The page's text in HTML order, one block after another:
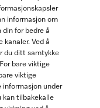
informasjon om
din for bedre å
kanaler. Ved å
du ditt samtykke
bare viktige
viktige
under
kan tilbakekalle